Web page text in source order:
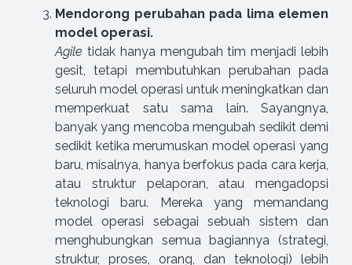
Mendorong perubahan pada lima elemen
model operasi.
Agile tidak hanya mengubah tim menjadi lebih
gesit, tetapi membutuhkan perubahan pada
seluruh model operasi untuk meningkatkan dan
memperkuat satu sama lain. Sayangnya,
banyak yang mencoba mengubah sedikit demi
sedikit ketika merumuskan model operasi yang
baru, misalnya, hanya berfokus pada cara kerja,
atau struktur pelaporan, atau mengadopsi
teknologi baru. Mereka yang memandang
model operasi sebagai sebuah sistem dan
menghubungkan semua bagiannya (strategi,
struktur, proses, orang, dan teknologi) lebih